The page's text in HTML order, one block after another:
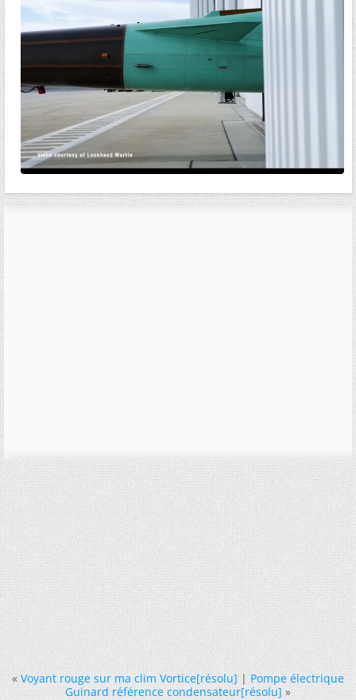
« Voyant rouge sur ma clim Vortice[résolu]|Pompe électrique
Guinard référence condensateur[résolu] »